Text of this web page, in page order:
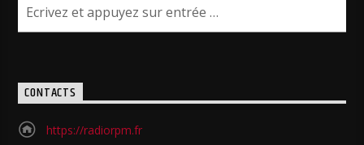
CONTACTS
https://radiorpm.fr